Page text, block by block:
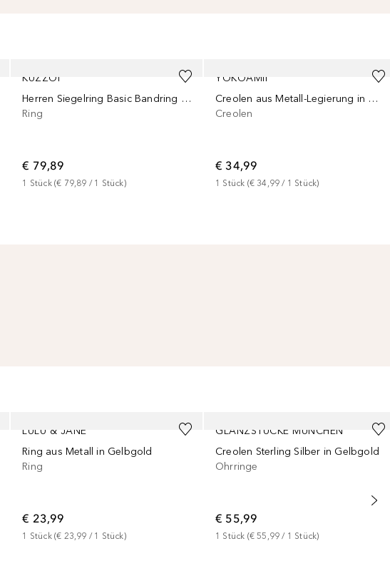
KUZZOI
Herren Siegelring Basic Bandring 2er Set 925 Silber
Ring
€ 79,89
1 Stück (€ 79,89 / 1 Stück)
YOKOAMII
Creolen aus Metall-Legierung in Gelbgold mit Achat
Creolen
€ 34,99
1 Stück (€ 34,99 / 1 Stück)
LULU & JANE
Ring aus Metall in Gelbgold
Ring
€ 23,99
1 Stück (€ 23,99 / 1 Stück)
GLANZSTÜCKE MÜNCHEN
Creolen Sterling Silber in Gelbgold
Ohrringe
€ 55,99
1 Stück (€ 55,99 / 1 Stück)